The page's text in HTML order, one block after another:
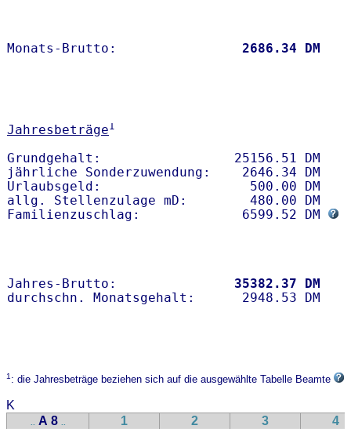
Monats-Brutto: 2686.34 DM
Jahresbeträge1
Grundgehalt:                 25156.51 DM
jährliche Sonderzuwendung:    2646.34 DM
Urlaubsgeld:                   500.00 DM
allg. Stellenzulage mD:        480.00 DM
Familienzuschlag:             6599.52 DM
Jahres-Brutto: 35382.37 DM
1: die Jahresbeträge beziehen sich auf die ausgewählte Tabelle Beamte
K
.. A 8 .. 1 2 3
4